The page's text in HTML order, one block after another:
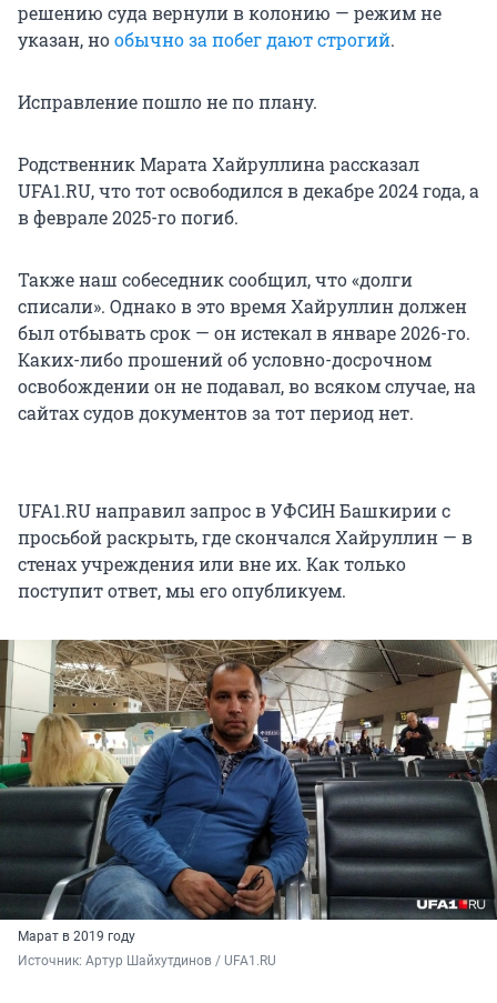
решению суда вернули в колонию — режим не
указан, нообычно за побег дают строгий.
Исправление пошло не по плану.
Родственник Марата Хайруллина рассказал
UFA1.RU, что тот освободился в декабре 2024 года, а
в феврале 2025-го погиб.
Также наш собеседник сообщил, что «долги
списали». Однако в это время Хайруллин должен
был отбывать срок — он истекал в январе 2026-го.
Каких-либо прошений об условно-досрочном
освобождении он не подавал, во всяком случае, на
сайтах судов документов за тот период нет.
UFA1.RU направил запрос в УФСИН Башкирии с
просьбой раскрыть, где скончался Хайруллин — в
стенах учреждения или вне их. Как только
поступит ответ, мы его опубликуем.
Марат в 2019 году
Источник: Артур Шайхутдинов / UFA1.RU